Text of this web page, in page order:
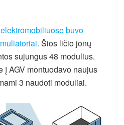
buvo
Šios ličio jonų
sujungus 48 modulius.
į AGV montuodavo naujus
3 naudoti moduliai.